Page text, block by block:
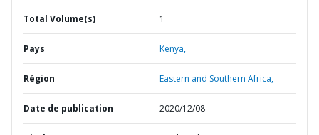
Total Volume(s) 1
Pays Kenya,
Région Eastern and Southern Africa,
Date de publication 2020/12/08